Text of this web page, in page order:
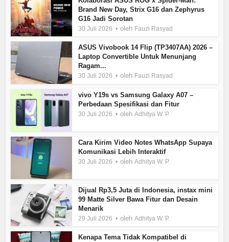
Brand New Day, Strix G16 dan Zephyrus
G16 Jadi Sorotan
30 Juli 2026 oleh Fauzi Rasyad
ASUS Vivobook 14 Flip (TP3407AA) 2026 –
Laptop Convertible Untuk Menunjang
Ragam...
30 Juli 2026 oleh Fauzi Rasyad
vivo Y19s vs Samsung Galaxy A07 –
Perbedaan Spesifikasi dan Fitur
30 Juli 2026 olehAdhitya W. P.
Cara Kirim Video Notes WhatsApp Supaya
Komunikasi Lebih Interaktif
30 Juli 2026 olehAdhitya W. P.
Dijual Rp3,5 Juta di Indonesia, instax mini
99 Matte Silver Bawa Fitur dan Desain
Menarik
29 Juli 2026 olehAdhitya W. P.
Kenapa Tema Tidak Kompatibel di